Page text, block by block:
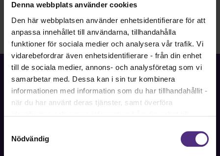
Denna webbplats använder cookies
Den här webbplatsen använder enhetsidentifierare för att
anpassa innehållet till användarna, tillhandahålla
funktioner för sociala medier och analysera vår trafik. Vi
vidarebefordrar även enhetsidentifierare - från din enhet
till de sociala medier, annons- och analysföretag som vi
samarbetar med. Dessa kan i sin tur kombinera
informationen med information som du har tillhandahållit -
när du har använt deras tjänster, samt överföra
Dock har vi lagt in anonymisering av IP-adress i
förhållande till Google Analytics. Du godkänner våra
Nödvändig
Fackförbundet för akademiker i samhällsbärande
Bli medlem